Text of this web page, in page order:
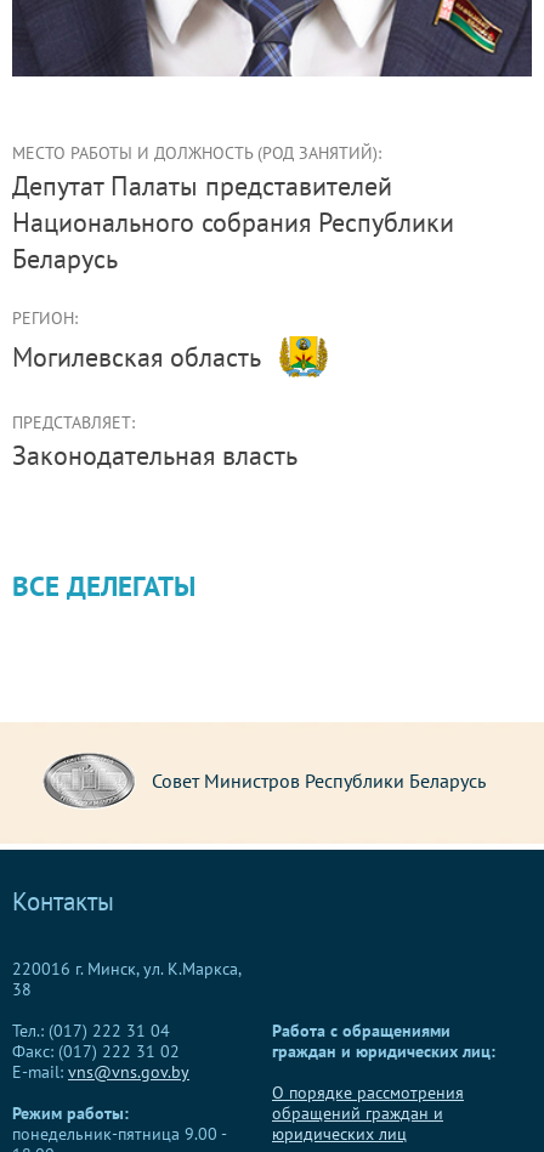
МЕСТО РАБОТЫ И ДОЛЖНОСТЬ (РОД ЗАНЯТИЙ):
депутат Палаты представителей
Национального собрания Республики
Беларусь
РЕГИОН:
Могилевская область
ПРЕДСТАВЛЯЕТ:
Законодательная власть
ВСЕ ДЕЛЕГАТЫ
Совет Министров Республики Беларусь
Контакты
220016 г. Минск, ул. К.Маркса,
38
Тел.: (017) 222 31 04
Факс: (017) 222 31 02
E-mail: vns@vns.gov.by
Режим работы:
понедельник-пятница 9.00 -
Работа с обращениями
граждан и юридических лиц:
О порядке рассмотрения
обращений граждан и
юридических лиц